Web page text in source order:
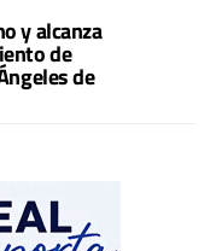
y alcanza
de
de